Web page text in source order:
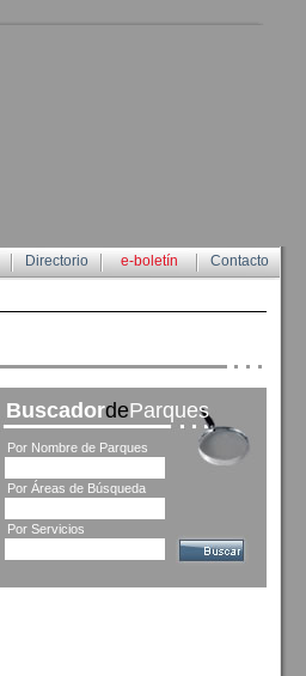
Contacto
e-boletín
Directorio
BuscadordeParques
Por Nombre de Parques
Por Áreas de Búsqueda
Por Servicios